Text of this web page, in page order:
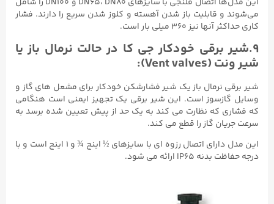
این مدل‌ها اتصال فلنجی با سایزهای DN65، DN80 و DN100 را شامل
می‌شوند و قابلیت باز شدن آهسته و کلوز شدن سریع را دارند. فشار
کاری حداکثر آنها نیز ۳۶۰ میلی بار است.
۹.شیر برقی خودکار جی کا در حالت نرمال باز یا
شیر ونت (Vent valves):
شیر برقی نرمال باز یک شیر فشارشکن خودکار برای مشعل های گاز و
وسایل گازسوز است. این شیر برقی یک تجهیز ایمنی است هنگامی
که فشاری که نظارت می کند به یک حد از پیش تعیین شده برسد به
سرعت جریان گاز را قطع می کند.
این مدل دارای اتصال رزوه ای با سایزهای ½ اینچ ¾ و ۱ اینچ است و با
درجه حفاظت بدنه IP65 ارائه می شود.